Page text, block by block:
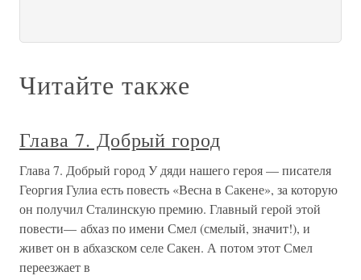
Читайте также
Глава 7. Добрый город
Глава 7. Добрый город У дяди нашего героя — писателя
Георгия Гулиа есть повесть «Весна в Сакене», за которую
он получил Сталинскую премию. Главный герой этой
повести— абхаз по имени Смел (смелый, значит!), и
живет он в абхазском селе Сакен. А потом этот Смел
переезжает в